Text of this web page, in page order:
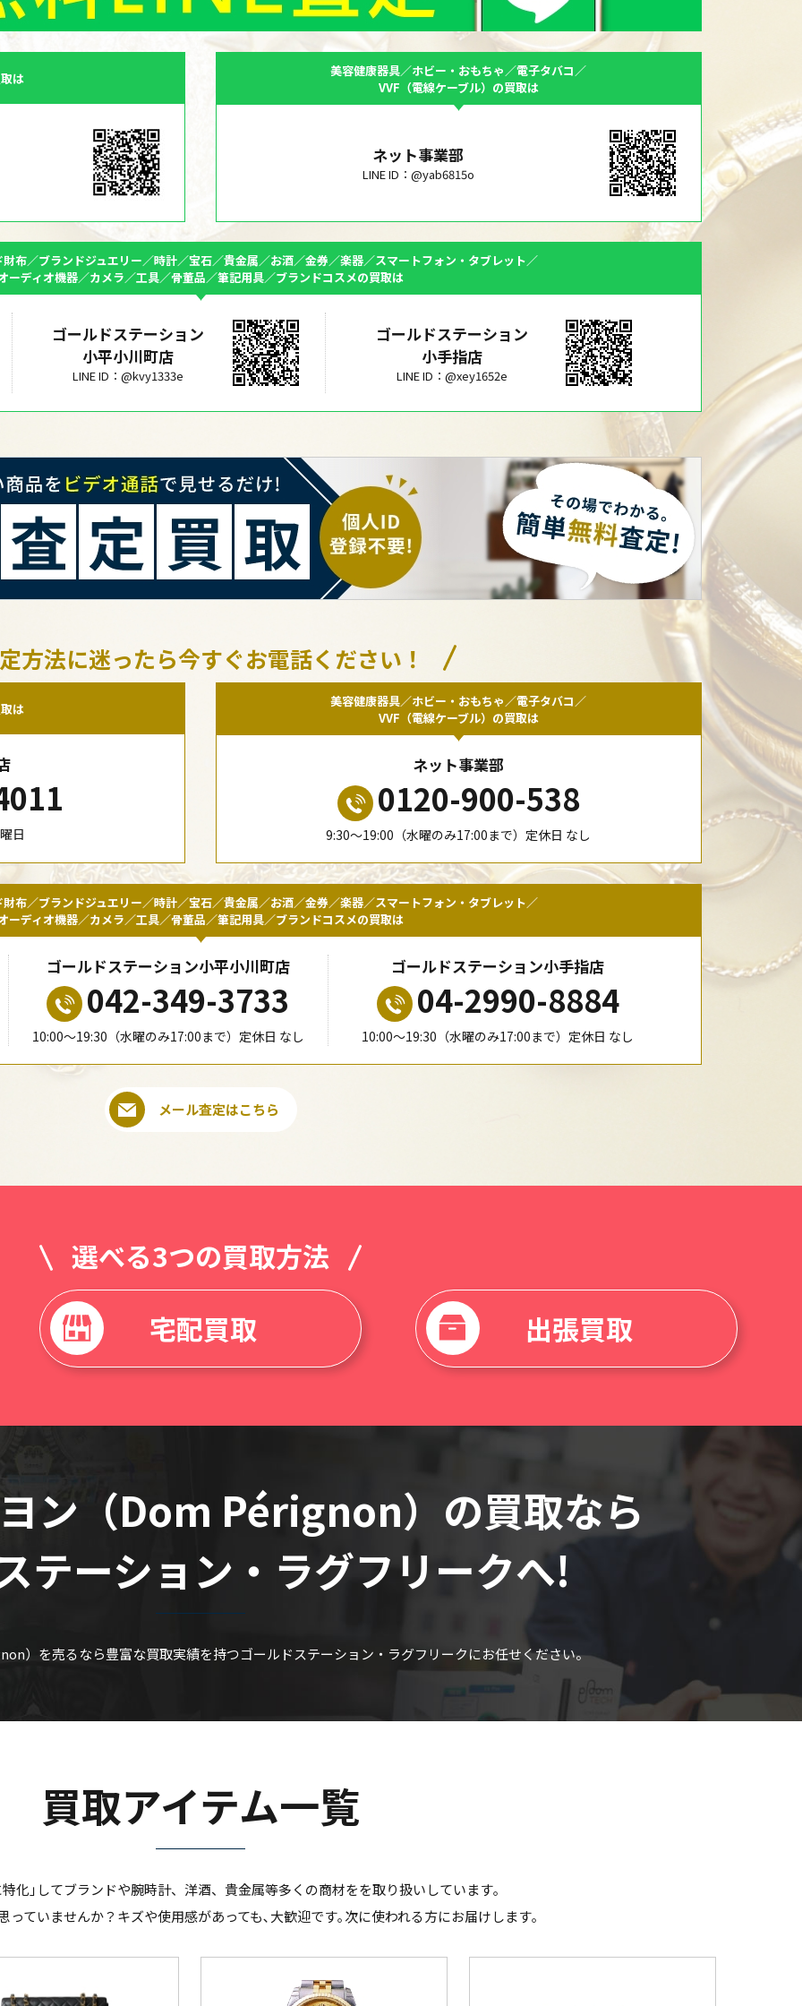
は
美容健康器具／ホビー・おもちゃ／電子タバコ／
VVF（電線ケーブル）の買取は
ネット事業部
LINE ID：@yab6815o
布／ブランドジュエリー／時計／宝石／貴金属／お酒／金券／楽器／スマートフォン・タブレット／
ーディオ機器／カメラ／工具／骨董品／筆記用具／ブランドコスメの買取は
ゴールドステーション
小平小川町店
LINE ID：@kvy1333e
ゴールドステーション
小手指店
LINE ID：@xey1652e
方法に迷ったら今すぐお電話ください！
は
日
美容健康器具／ホビー・おもちゃ／電子タバコ／
VVF（電線ケーブル）の買取は
ネット事業部
0120-900-538
9:30〜19:00（水曜のみ17:00まで）定休日 なし
布／ブランドジュエリー／時計／宝石／貴金属／お酒／金券／楽器／スマートフォン・タブレット／
ーディオ機器／カメラ／工具／骨董品／筆記用具／ブランドコスメの買取は
ゴールドステーション小平小川町店
042-349-3733
10:00〜19:30（水曜のみ17:00まで）定休日 なし
ゴールドステーション小手指店
04-2990-8884
10:00〜19:30（水曜のみ17:00まで）定休日 なし
メール査定はこちら
選べる3つの買取方法
宅配買取
出張買取
ン（Dom Pérignon）の買取なら
テーション・ラグフリークへ!
）を売るなら豊富な買取実績を持つゴールドステーション・ラグフリークにお任せください。
買取アイテム一覧
化｣してブランドや腕時計、洋酒、貴金属等多くの商材をを取り扱いしています｡
っていませんか？キズや使用感があっても､大歓迎です｡次に使われる方にお届けします｡